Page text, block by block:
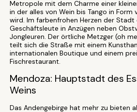
Metropole mit dem Charme einer
in der alles von Wein bis Tango in Form
wird. Im farbenfrohen Herzen der Stadt
Geschäftsleute in Anzügen neben
Jongleuren. Der örtliche Metzger (oh
teilt sich die Straße mit einem
internationalen Boutique und einem
Fischrestaurant.
Mendoza: Hauptstadt des
Weins
Das Andengebirge hat mehr zu bieten